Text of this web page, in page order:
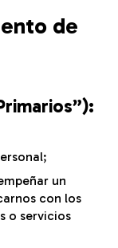
de
un
con los
o servicios